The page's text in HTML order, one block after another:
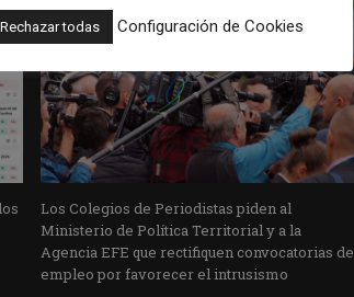
Los Colegios de Periodistas piden al
Ministerio de Política Territorial y a la
Agencia EFE que rectifiquen convocatorias de
empleo por favorecer el intrusismo
Rechazar todas Configuración de Cookies